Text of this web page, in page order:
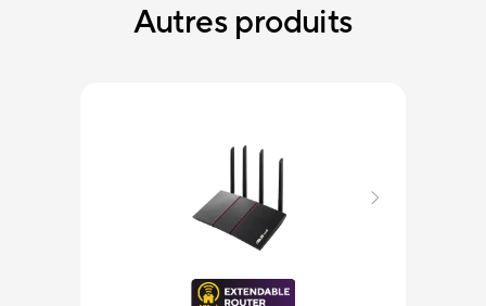
Autres produits